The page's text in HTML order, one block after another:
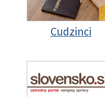
Cudzinci